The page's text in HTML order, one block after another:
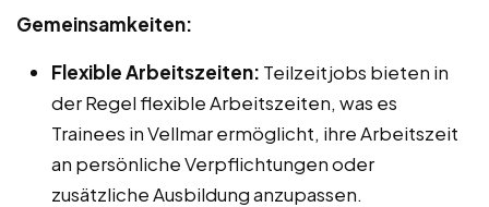
Gemeinsamkeiten:
Flexible Arbeitszeiten: Teilzeitjobs bieten in
der Regel flexible Arbeitszeiten, was es
Trainees in Vellmar ermöglicht, ihre Arbeitszeit
an persönliche Verpflichtungen oder
zusätzliche Ausbildung anzupassen.